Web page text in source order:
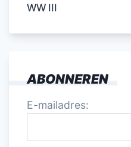
WW III
ABONNEREN
E-mailadres: